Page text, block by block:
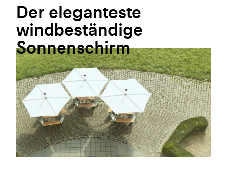
Der eleganteste
windbeständige
Sonnenschirm